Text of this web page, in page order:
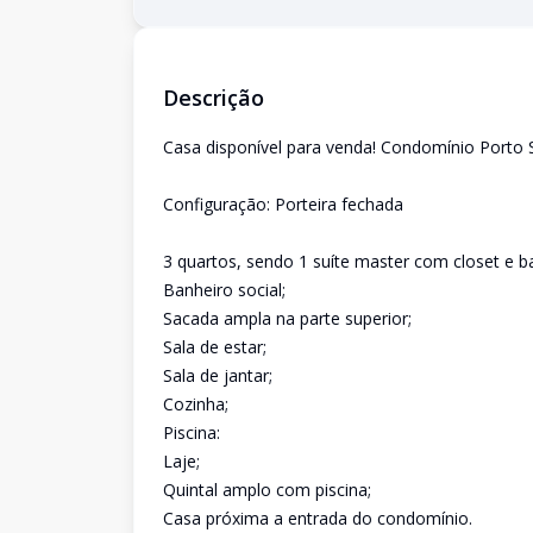
Descrição
Casa disponível para venda! Condomínio Porto
Configuração: Porteira fechada
3 quartos, sendo 1 suíte master com closet e
Banheiro social;
Sacada ampla na parte superior;
Sala de estar;
Sala de jantar;
Cozinha;
Piscina:
Laje;
Quintal amplo com piscina;
Casa próxima a entrada do condomínio.